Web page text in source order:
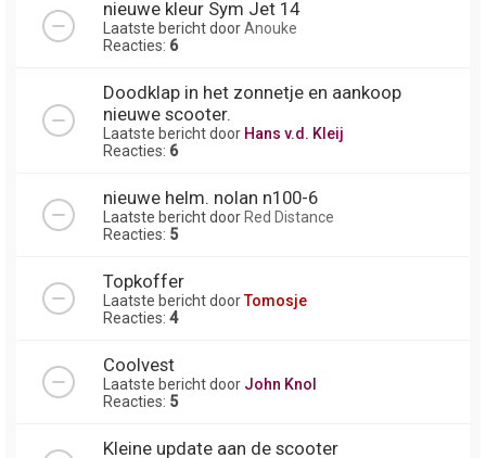
nieuwe kleur Sym Jet 14
Laatste bericht doorAnouke
Reacties: 6
Doodklap in het zonnetje en aankoop
nieuwe scooter.
Laatste bericht door Hans v.d. Kleij
Reacties: 6
nieuwe helm. nolan n100-6
Laatste bericht door Red Distance
Reacties: 5
Topkoffer
Laatste bericht doorTomosje
Reacties: 4
Coolvest
Laatste bericht door John Knol
Reacties: 5
Kleine update aan de scooter